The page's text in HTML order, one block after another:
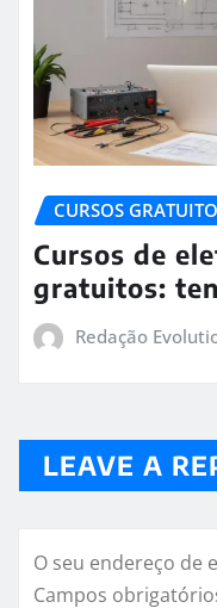
CURSOS
Cursos de
gratuitos:
Redação
LEAVE A
O seu endereço de
Campos